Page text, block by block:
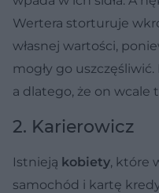
Wertera storturuje
własnej wartości,
mogły go
a dlatego, że on wcale
2. Karierowicz
Istnieją kobiety, które
samochód i kartę